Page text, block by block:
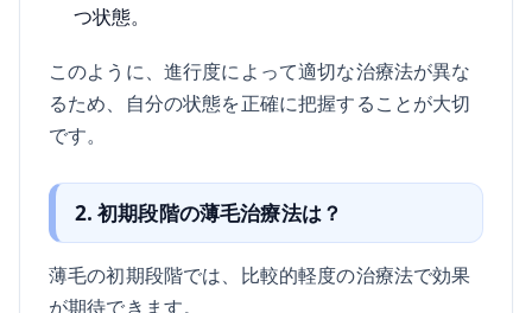
つ状態。
このように、進行度によって適切な治療法が異な
るため、自分の状態を正確に把握することが大切
です。
2. 初期段階の薄毛治療法は？
薄毛の初期段階では、比較的軽度の治療法で効果
が期待できます。